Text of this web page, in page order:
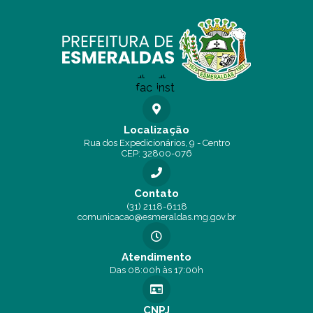
Localização
Rua dos Expedicionários, 9 - Centro
CEP: 32800-076
Contato
(31) 2118-6118
comunicacao@esmeraldas.mg.gov.br
Atendimento
Das 08:00h às 17:00h
CNPJ